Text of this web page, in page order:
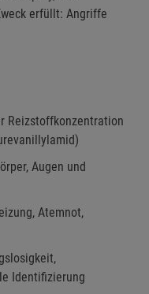
erfüllt: Angriffe
Reizstoffkonzentration
Augen und
Atemnot,
Identifizierung